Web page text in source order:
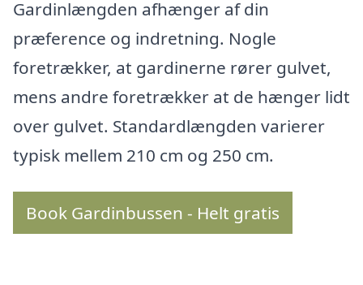
Gardinlængden afhænger af din
præference og indretning. Nogle
foretrækker, at gardinerne rører gulvet,
mens andre foretrækker at de hænger lidt
over gulvet. Standardlængden varierer
typisk mellem 210 cm og 250 cm.
Book Gardinbussen - Helt gratis